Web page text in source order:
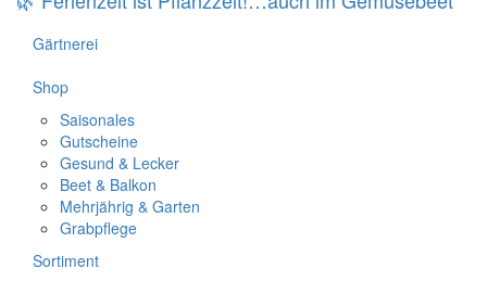
Gärtnerei
Shop
Saisonales
Gutscheine
Gesund & Lecker
Beet & Balkon
Mehrjährig & Garten
Grabpflege
Sortiment